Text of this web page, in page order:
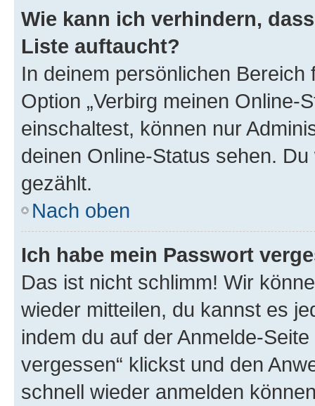
Wie kann ich verhindern,
Liste auftaucht?
In deinem persönlichen
Option „Verbirg meinen Online-
einschaltest, können nur
deinen Online-Status sehen.
gezählt.
Nach oben
Ich habe mein Passwort
Das ist nicht schlimm! Wir
wieder mitteilen, du kannst es
indem du auf der Anmelde-
vergessen“ klickst und den
schnell wieder anmelden